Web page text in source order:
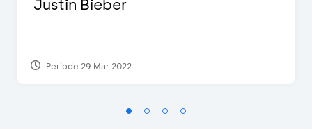
Justin Bieber
Periode 29 Mar 2022